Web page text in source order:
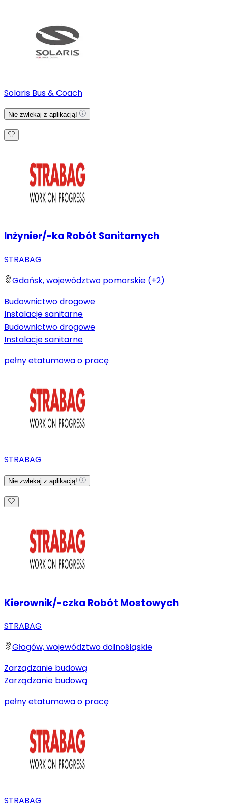
Solaris Bus & Coach
Nie zwlekaj z aplikacją!
Inżynier/-ka Robót Sanitarnych
STRABAG
Gdańsk, województwo pomorskie (+2)
Budownictwo drogowe
Instalacje sanitarne
Budownictwo drogowe
Instalacje sanitarne
pełny etatumowa o pracę
STRABAG
Nie zwlekaj z aplikacją!
Kierownik/-czka Robót Mostowych
STRABAG
Głogów, województwo dolnośląskie
Zarządzanie budową
Zarządzanie budową
pełny etatumowa o pracę
STRABAG